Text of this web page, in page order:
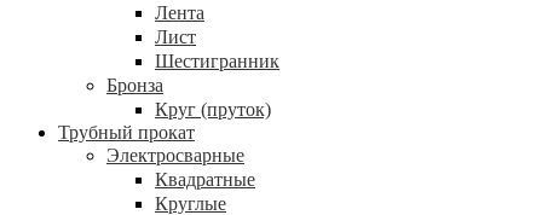
Лента
Лист
Шестигранник
Бронза
Круг (пруток)
Трубный прокат
Электросварные
Квадратные
Круглые